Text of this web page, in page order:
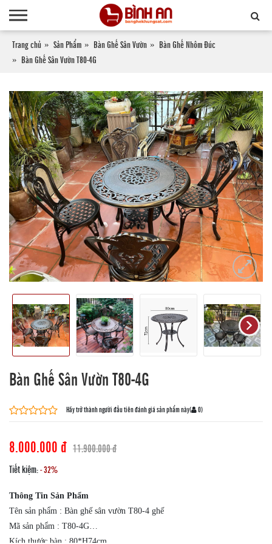
Trang chủ Sản Phẩm Bàn Ghế Sân Vườn
Bàn Ghế Nhôm Đúc
Bàn Ghế Sân Vườn T80-4G
Bàn Ghế Sân Vườn T80-4G
Hãy trở thành người đầu tiên đánh giá sản phẩm này( 0)
8.000.000 đ 11.900.000 đ
Tiết kiệm:- 32%
Thông Tin Sản Phẩm
Tên sản phẩm : Bàn ghế sân vườn T80-4 ghế
Mã sản phẩm : T80-4G
Kích thước bàn : 80*H74cm